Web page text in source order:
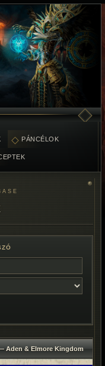
PÁNCÉLOK
Aden & Elmore Kingdom